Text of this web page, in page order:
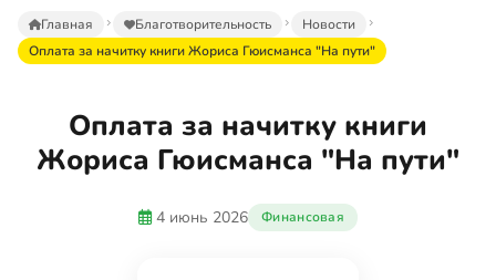
Главная Благотворительность
Новости
Оплата за начитку книги Жориса Гюисманса "На пути"
Оплата за начитку книги
Жориса Гюисманса "На пути"
4 июнь 2026 Финансовая